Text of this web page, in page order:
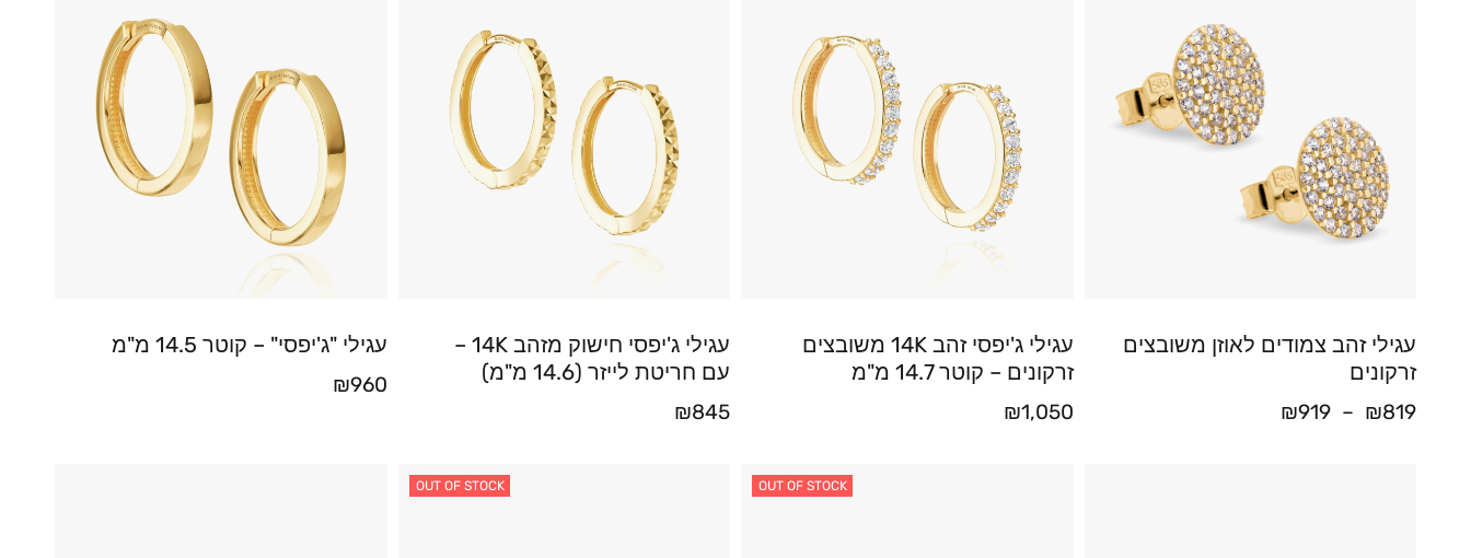
עגילי זהב צמודים לאוזן משובצים
זרקונים
₪819
–
₪919
עגילי ג'יפסי זהב 14K משובצים
זרקונים – קוטר 14.7 מ"מ
₪1,050
עגילי ג'יפסי חישוק מזהב 14K –
עם חריטת לייזר (14.6 מ"מ)
₪845
עגילי "ג'יפסי" – קוטר 14.5 מ"מ
₪960
OUT OF STOCK
OUT OF STOCK